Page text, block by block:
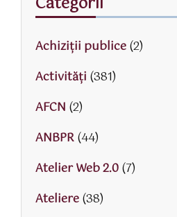
Achiziții publice(2)
Activităţi (381)
AFCN (2)
ANBPR(44)
Atelier Web 2.0(7)
Ateliere(38)